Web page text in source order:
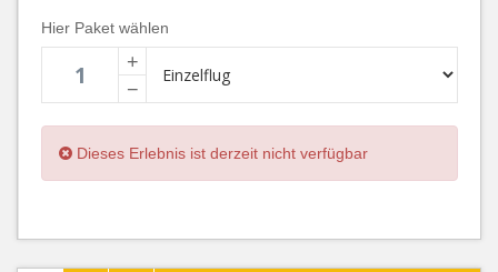
Hier Paket wählen
+
−
Dieses Erlebnis ist derzeit nicht verfügbar